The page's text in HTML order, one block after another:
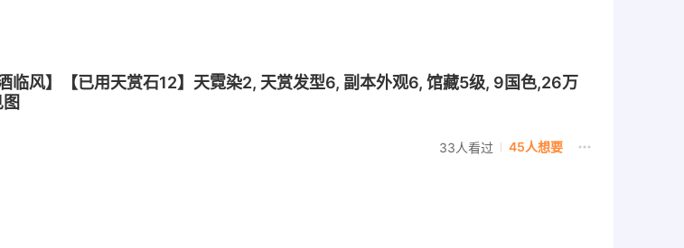
临风】【已用天赏石12】天霓染2, 天赏发型6, 副本外观6, 馆藏5级, 9国色,26万
33人看过 45人想要